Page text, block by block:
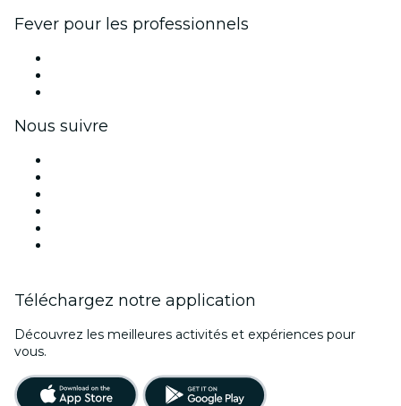
Fever pour les professionnels
Nous suivre
Téléchargez notre application
Découvrez les meilleures activités et expériences pour
vous.